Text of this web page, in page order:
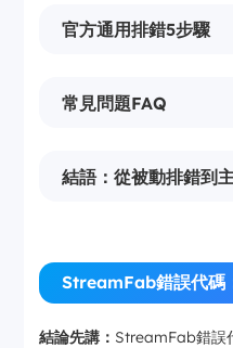
官方通用排錯5步驟
常見問題FAQ
結語：從被動排錯到
StreamFab錯誤代碼
結論先講： StreamFab錯誤